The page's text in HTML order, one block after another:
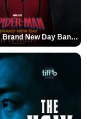
Spider-Man: Brand New Day Bande-annonce (3) VO STFR